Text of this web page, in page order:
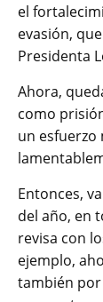
el
evasión,
Presidenta
Ahora,
como
un
Entonces,
del año, en
revisa con
ejemplo,
también por